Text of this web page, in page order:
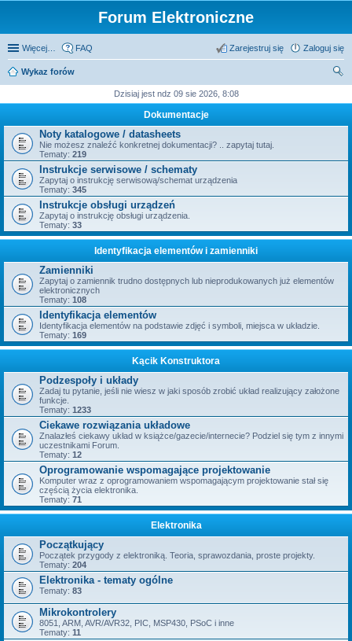
Forum Elektroniczne
Więcej… FAQ Zaloguj się
Zarejestruj się
Wykaz forów
Dzisiaj jest ndz 09 sie 2026, 8:08
Dokumentacje
Noty katalogowe / datasheets
Nie możesz znaleźć konkretnej dokumentacji? .. zapytaj tutaj.
Tematy: 219
Instrukcje serwisowe / schematy
Zapytaj o instrukcję serwisową/schemat urządzenia
Tematy: 345
Instrukcje obsługi urządzeń
Zapytaj o instrukcję obsługi urządzenia.
Tematy: 33
Identyfikacja elementów i zamienniki
Zamienniki
Zapytaj o zamiennik trudno dostępnych lub nieprodukowanych już elementów
elektronicznych
Tematy: 108
Identyfikacja elementów
Identyfikacja elementów na podstawie zdjęć i symboli, miejsca w układzie.
Tematy: 169
Kącik Konstruktora
Podzespoły i układy
Zadaj tu pytanie, jeśli nie wiesz w jaki sposób zrobić układ realizujący założone
funkcje.
Tematy: 1233
Ciekawe rozwiązania układowe
Znalazłeś ciekawy układ w książce/gazecie/internecie? Podziel się tym z innymi
uczestnikami Forum.
Tematy: 12
Oprogramowanie wspomagające projektowanie
Komputer wraz z oprogramowaniem wspomagającym projektowanie stał się
częścią życia elektronika.
Tematy: 71
Elektronika
Początkujący
Początek przygody z elektroniką. Teoria, sprawozdania, proste projekty.
Tematy: 204
Elektronika - tematy ogólne
Tematy: 83
Mikrokontrolery
8051, ARM, AVR/AVR32, PIC, MSP430, PSoC i inne
Tematy: 11